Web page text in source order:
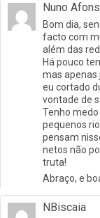
Nuno
Bom dia,
facto com
além das
Há pouco
mas apenas
eu cortado
vontade de
Tenho
pequenos
pensam
netos não
truta!
Abraço, e
NBiscaia